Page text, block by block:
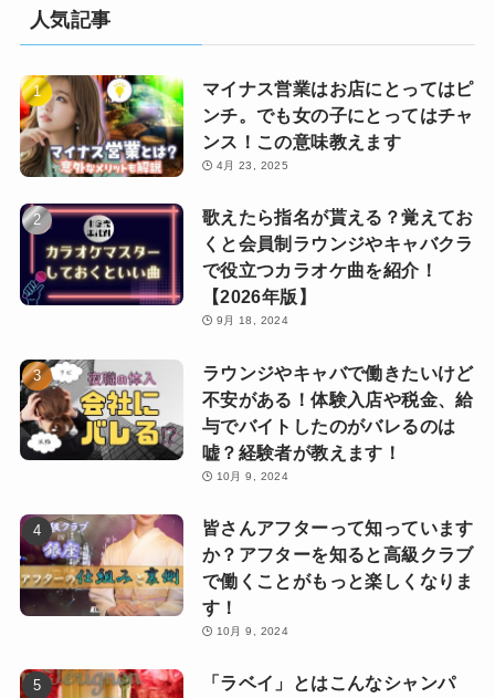
人気記事
マイナス営業はお店にとってはピ
ンチ。でも女の子にとってはチャ
ンス！この意味教えます
4月 23, 2025
歌えたら指名が貰える？覚えてお
くと会員制ラウンジやキャバクラ
で役立つカラオケ曲を紹介！
【2026年版】
9月 18, 2024
ラウンジやキャバで働きたいけど
不安がある！体験入店や税金、給
与でバイトしたのがバレるのは
嘘？経験者が教えます！
10月 9, 2024
皆さんアフターって知っています
か？アフターを知ると高級クラブ
で働くことがもっと楽しくなりま
す！
10月 9, 2024
「ラベイ」とはこんなシャンパ